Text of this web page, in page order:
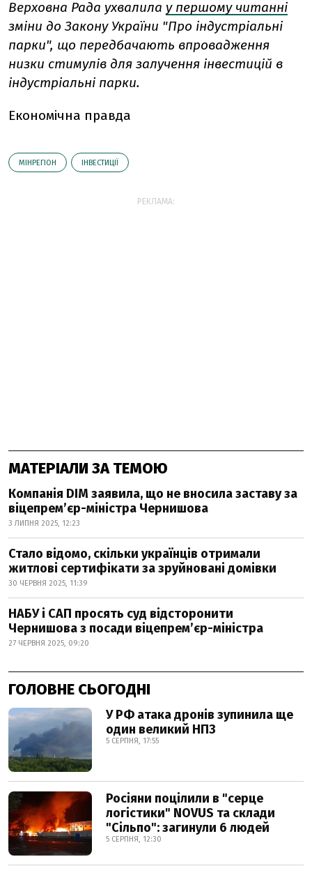
Верховна Рада ухвалила у першому читанні
зміни до Закону України "Про індустріальні
парки", що передбачають впровадження
низки стимулів для залучення інвестицій в
індустріальні парки.
Економічна правда
МІНРЕГІОН ІНВЕСТИЦІЇ
РЕКЛАМА:
МАТЕРІАЛИ ЗА ТЕМОЮ
Компанія DIM заявила, що не вносила заставу за
віцепрем’єр-міністра Чернишова
3 ЛИПНЯ 2025, 12:23
Стало відомо, скільки українців отримали
житлові сертифікати за зруйновані домівки
30 ЧЕРВНЯ 2025, 11:39
НАБУ і САП просять суд відсторонити
Чернишова з посади віцепрем’єр-міністра
27 ЧЕРВНЯ 2025, 09:20
ГОЛОВНЕ СЬОГОДНІ
У РФ атака дронів зупинила ще
один великий НПЗ
5 СЕРПНЯ, 17:55
Росіяни поцілили в "серце
логістики" NOVUS та склади
"Сільпо": загинули 6 людей
5 СЕРПНЯ, 12:30